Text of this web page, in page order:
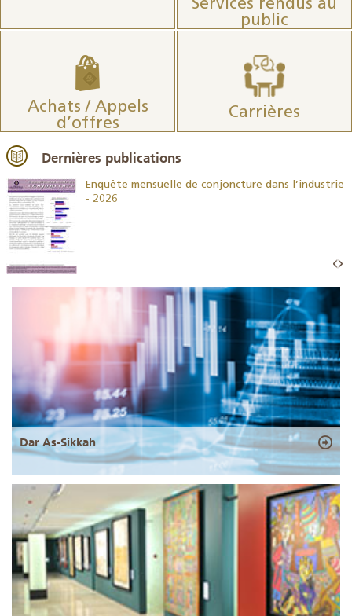
Services rendus au
public
Achats / Appels
d’offres
Carrières
Dernières publications
Enquête mensuelle de conjoncture dans l’industrie
- 2026
Dar As-Sikkah